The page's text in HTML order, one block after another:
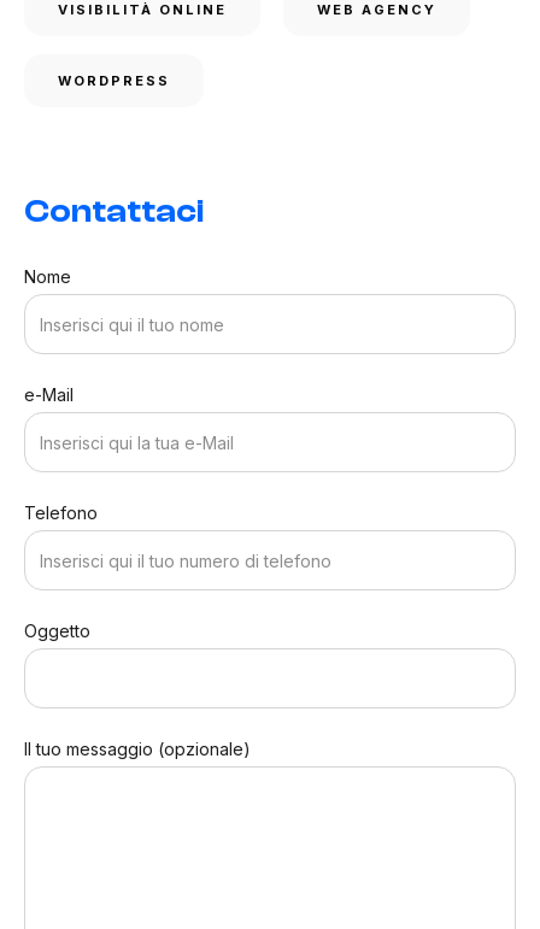
VISIBILITÀ ONLINE WEB AGENCY
WORDPRESS
Contattaci
Nome
e-Mail
Telefono
Oggetto
Il tuo messaggio (opzionale)